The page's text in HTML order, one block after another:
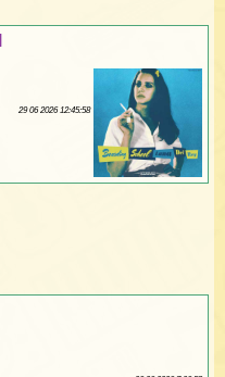
29 06 2026 12:45:58